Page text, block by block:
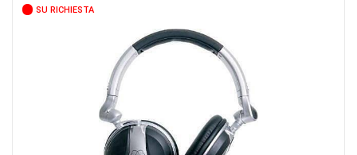
SU RICHIESTA